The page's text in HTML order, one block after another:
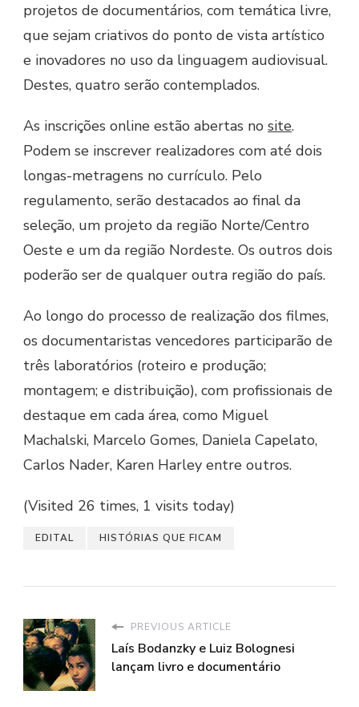
projetos de documentários, com temática livre,
que sejam criativos do ponto de vista artístico
e inovadores no uso da linguagem audiovisual.
Destes, quatro serão contemplados.
As inscrições online estão abertas no site.
Podem se inscrever realizadores com até dois
longas-metragens no currículo. Pelo
regulamento, serão destacados ao final da
seleção, um projeto da região Norte/Centro
Oeste e um da região Nordeste. Os outros dois
poderão ser de qualquer outra região do país.
Ao longo do processo de realização dos filmes,
os documentaristas vencedores participarão de
três laboratórios (roteiro e produção;
montagem; e distribuição), com profissionais de
destaque em cada área, como Miguel
Machalski, Marcelo Gomes, Daniela Capelato,
Carlos Nader, Karen Harley entre outros.
(Visited 26 times, 1 visits today)
EDITAL HISTÓRIAS QUE FICAM
PREVIOUS ARTICLE
Laís Bodanzky e Luiz Bolognesi
lançam livro e documentário